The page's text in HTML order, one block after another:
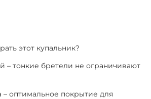
этот купальник?
– тонкие бретели не ограничивают
– оптимальное покрытие для